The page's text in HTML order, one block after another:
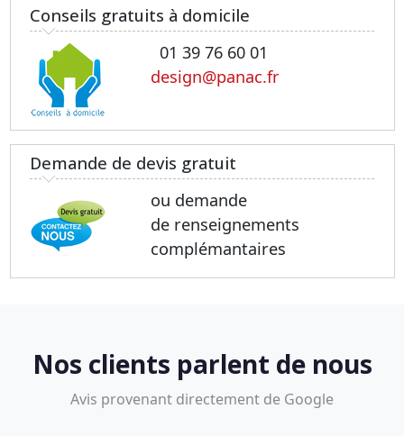
Conseils gratuits à domicile
01 39 76 60 01
design@panac.fr
Demande de devis gratuit
ou demande
de renseignements
complémantaires
Nos clients parlent de nous
Avis provenant directement de Google